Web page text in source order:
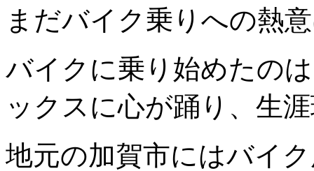
まだバイク乗りへの熱
バイクに乗り始めたの
ックスに心が踊り、生
地元の加賀市にはバイ